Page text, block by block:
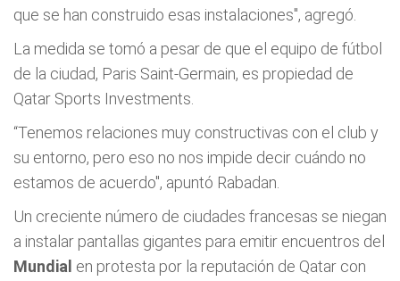
que se han construido esas instalaciones", agregó.
La medida se tomó a pesar de que el equipo de fútbol
de la ciudad, Paris Saint-Germain, es propiedad de
Qatar Sports Investments.
“Tenemos relaciones muy constructivas con el club y
su entorno, pero eso no nos impide decir cuándo no
estamos de acuerdo", apuntó Rabadan.
Un creciente número de ciudades francesas se niegan
a instalar pantallas gigantes para emitir encuentros del
Mundial en protesta por la reputación de Qatar con